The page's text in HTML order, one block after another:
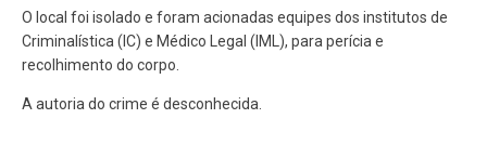
O local foi isolado e foram acionadas equipes dos institutos de
Criminalística (IC) e Médico Legal (IML), para perícia e
recolhimento do corpo.
A autoria do crime é desconhecida.